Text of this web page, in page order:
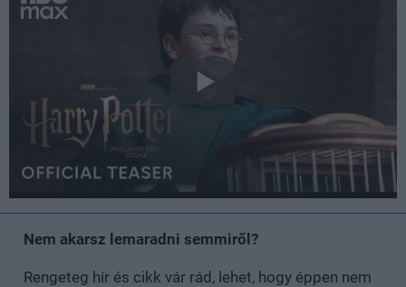
Nem akarsz lemaradni semmiről?
Rengeteg hír és cikk vár rád, lehet, hogy éppen nem